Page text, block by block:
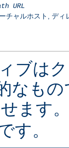
URL
チャルホスト, ディ
ブは
なも
ます
す。